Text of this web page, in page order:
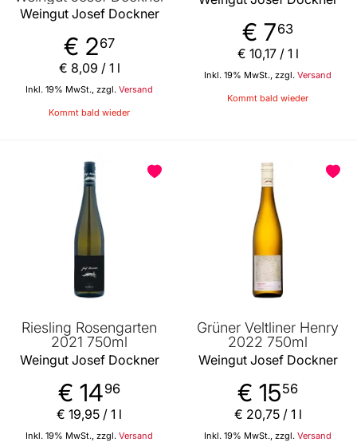
Weingut Josef Dockner
€ 267
Inkl. 19% MwSt., zzgl. Versand
€ 8,09 / 1 l
Kommt bald wieder
€ 763
Inkl. 19% MwSt., zzgl. Versand
€ 10,17/ 1 l
Kommt bald wieder
Riesling Rosengarten
2021 750ml
Weingut Josef Dockner
€ 1496
Inkl. 19% MwSt., zzgl. Versand
€ 19,95 / 1 l
Grüner Veltliner Henry
2022 750ml
Weingut Josef Dockner
€ 1556
Inkl. 19% MwSt., zzgl. Versand
€ 20,75/ 1 l